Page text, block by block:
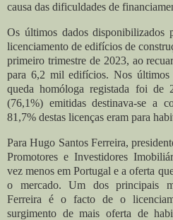
causa das dificuldades de
Os últimos dados
licenciamento de edifícios de
primeiro trimestre de 2023, ao
para 6,2 mil edifícios. Nos últimos
queda homóloga registada foi de
(76,1%) emitidas destinava-se a
81,7% destas licenças eram para
Para Hugo Santos Ferreira,
Promotores e Investidores
vez menos em Portugal e a oferta
o mercado. Um dos principais
Ferreira é o facto de o
surgimento de mais oferta de